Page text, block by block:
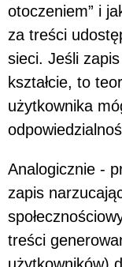
otoczeniem” i
za treści
sieci. Jeśli
kształcie, to
użytkownika
Analogicznie -
zapis
treści